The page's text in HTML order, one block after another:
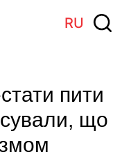
RU
пити
що